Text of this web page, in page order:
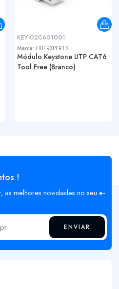
KEY-02C601001
Marca: FIBERXPERTS
Módulo Keystone UTP CAT6
Tool Free (Branco)
!
as melhores novidades no seu e-
ENVIAR